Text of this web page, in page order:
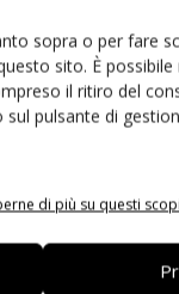
sopra o per fare
sito. È
il ritiro del
pulsante di
di più su questi scopi
in Olanda.
e T.C. Sun.